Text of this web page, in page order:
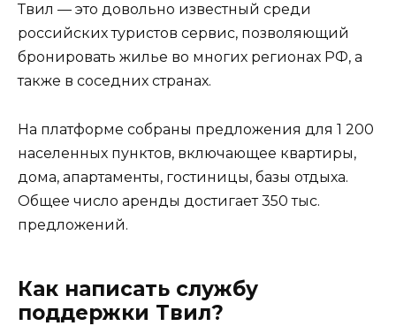
Твил — это довольно известный среди
российских туристов сервис, позволяющий
бронировать жилье во многих регионах РФ, а
также в соседних странах.
На платформе собраны предложения для 1 200
населенных пунктов, включающее квартиры,
дома, апартаменты, гостиницы, базы отдыха.
Общее число аренды достигает 350 тыс.
предложений.
Как написать службу
поддержки Твил?